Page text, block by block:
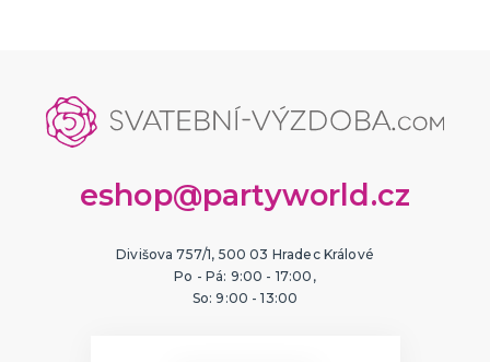
eshop@partyworld.cz
Divišova 757/1, 500 03 Hradec Králové
Po - Pá: 9:00 - 17:00,
So: 9:00 - 13:00